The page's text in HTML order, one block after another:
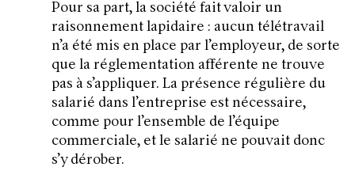
Pour sa part, la société fait valoir un
raisonnement lapidaire : aucun télétravail
n’a été mis en place par l’employeur, de sorte
que la réglementation afférente ne trouve
pas à s’appliquer. La présence régulière du
salarié dans l’entreprise est nécessaire,
comme pour l’ensemble de l’équipe
commerciale, et le salarié ne pouvait donc
s’y dérober.